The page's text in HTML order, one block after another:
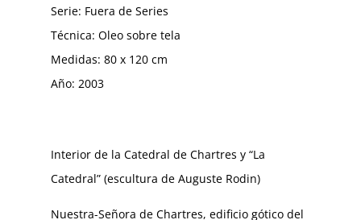
Serie: Fuera de Series
Técnica: Oleo sobre tela
Medidas: 80 x 120 cm
Año: 2003
Interior de la Catedral de Chartres y “La
Catedral” (escultura de Auguste Rodin)
Nuestra-Señora de Chartres, edificio gótico del